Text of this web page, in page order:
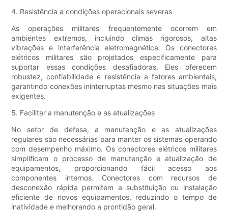
4. Resistência a condições operacionais severas
As operações militares frequentemente ocorrem em
ambientes extremos, incluindo climas rigorosos, altas
vibrações e interferência eletromagnética. Os conectores
elétricos militares são projetados especificamente para
suportar essas condições desafiadoras. Eles oferecem
robustez, confiabilidade e resistência a fatores ambientais,
garantindo conexões ininterruptas mesmo nas situações mais
exigentes.
5. Facilitar a manutenção e as atualizações
No setor de defesa, a manutenção e as atualizações
regulares são necessárias para manter os sistemas operando
com desempenho máximo. Os conectores elétricos militares
simplificam o processo de manutenção e atualização de
equipamentos, proporcionando fácil acesso aos
componentes internos. Conectores com recursos de
desconexão rápida permitem a substituição ou instalação
eficiente de novos equipamentos, reduzindo o tempo de
inatividade e melhorando a prontidão geral.